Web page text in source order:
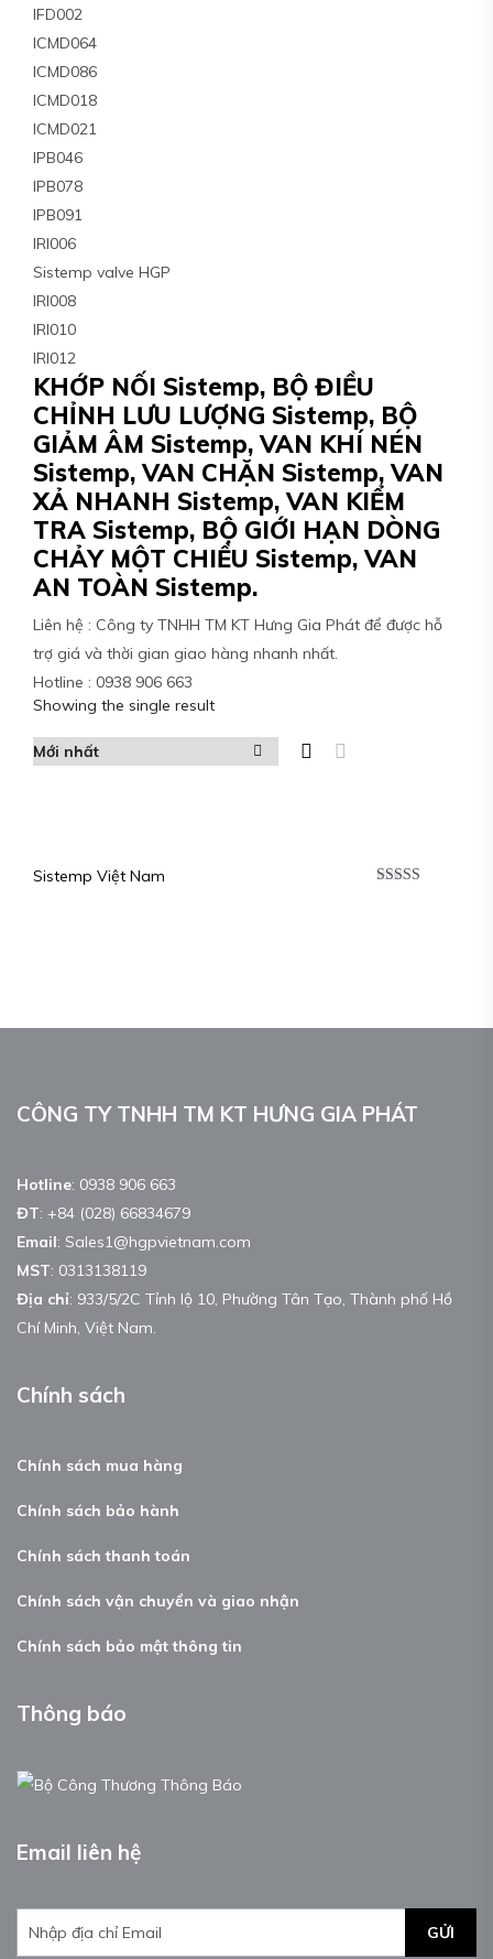
IFD002
ICMD064
ICMD086
ICMD018
ICMD021
IPB046
IPB078
IPB091
IRI006
Sistemp valve HGP
IRI008
IRI010
IRI012
KHỚP NỐI Sistemp, BỘ ĐIỀU
CHỈNH LƯU LƯỢNG Sistemp, BỘ
GIẢM ÂM Sistemp, VAN KHÍ NÉN
Sistemp, VAN CHẶN Sistemp, VAN
XẢ NHANH Sistemp, VAN KIỂM
TRA Sistemp, BỘ GIỚI HẠN DÒNG
CHẢY MỘT CHIỀU Sistemp, VAN
AN TOÀN Sistemp.
Liên hệ : Công ty TNHH TM KT Hưng Gia Phát để được hỗ
trợ giá và thời gian giao hàng nhanh nhất.
Hotline : 0938 906 663
Showing the single result
Sistemp Việt Nam
CÔNG TY TNHH TM KT HƯNG GIA PHÁT
Hotline: 0938 906 663
ĐT: +84 (028) 66834679
Email: Sales1@hgpvietnam.com
MST: 0313138119
Địa chỉ: 933/5/2C Tỉnh lộ 10, Phường Tân Tạo, Thành phố Hồ
Chí Minh, Việt Nam.
Chính sách
Chính sách mua hàng
Chính sách bảo hành
Chính sách thanh toán
Chính sách vận chuyển và giao nhận
Chính sách bảo mật thông tin
Thông báo
Email liên hệ
GỬI